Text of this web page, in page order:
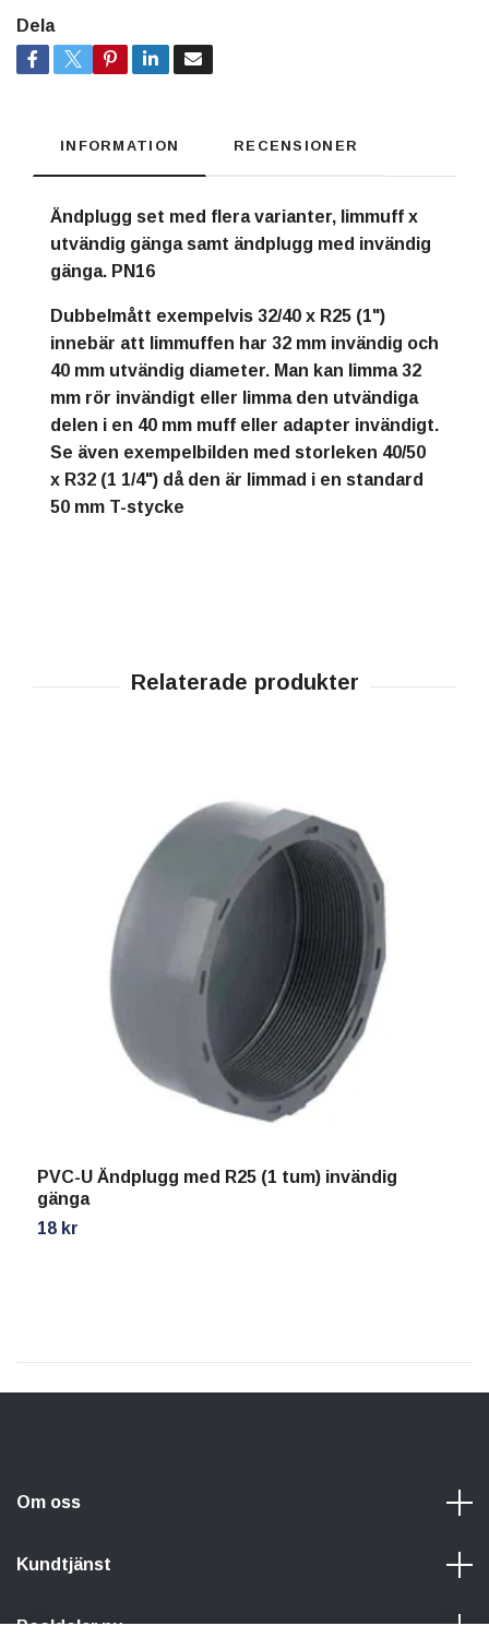
Dela
INFORMATION RECENSIONER
Ändplugg set med flera varianter, limmuff x
utvändig gänga samt ändplugg med invändig
gänga. PN16
Dubbelmått exempelvis 32/40 x R25 (1")
innebär att limmuffen har 32 mm invändig och
40 mm utvändig diameter. Man kan limma 32
mm rör invändigt eller limma den utvändiga
delen i en 40 mm muff eller adapter invändigt.
Se även exempelbilden med storleken 40/50
x R32 (1 1/4") då den är limmad i en standard
50 mm T-stycke
PVC-U Ändplugg med R25 (1 tum) invändig
gänga
18 kr
Om oss
Kundtjänst
Pooldelar.nu